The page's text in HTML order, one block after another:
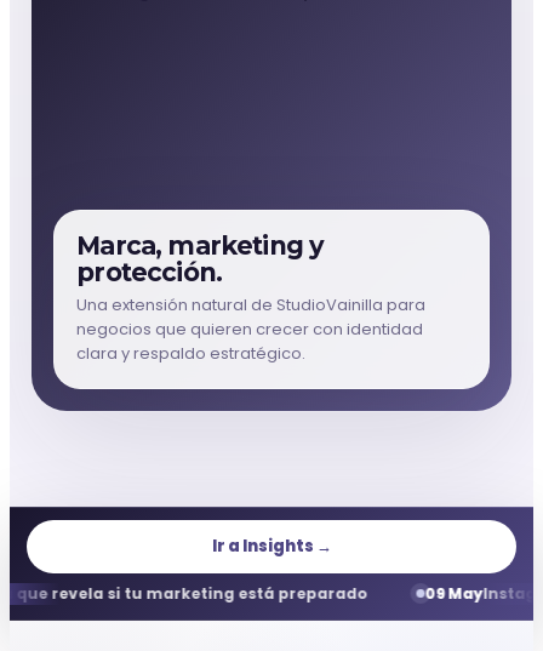
Marca, marketing y
protección.
Una extensión natural de StudioVainilla para
negocios que quieren crecer con identidad
clara y respaldo estratégico.
Ir a Insights →
prepara para vender con agentes de IA 08 MayGEO